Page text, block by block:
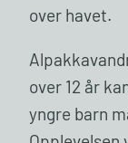
over havet.
over 12 år
yngre barn